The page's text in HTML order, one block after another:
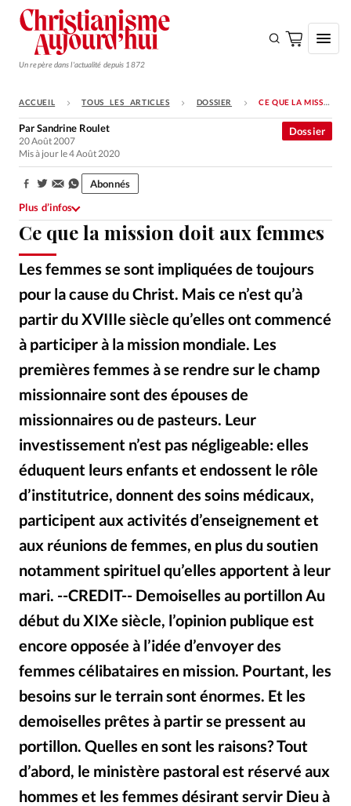
Un repère dans l'actualité depuis 1872
S'ABONNER
Monde
Opinions
Tous les articles
Faire un don
Emploi
Se connecter
Édition: Internationale
RUBRIQUES
Tous les articles
Actualité chrétienne
Actualité internationale
Chronique
Culture
Dossier
Eglises Foi Génération réveil
Monde
Opinions
Publireportage
Relations Aujourd'hui
Société
Tour du monde des Eglises
Trait d'Ixène
Vécu
Vie Intérieure
ACCUEIL TOUS LES ARTICLES DOSSIER CE QUE LA MISSION DOIT AUX FEMMES
Ce que la mission doit aux femmes
Les femmes se sont impliquées de toujours
pour la cause du Christ. Mais ce n’est qu’à
partir du XVIIIe siècle qu’elles ont commencé
à participer à la mission mondiale. Les
premières femmes à se rendre sur le champ
missionnaire sont des épouses de
missionnaires ou de pasteurs. Leur
investissement n’est pas négligeable: elles
éduquent leurs enfants et endossent le rôle
d’institutrice, donnent des soins médicaux,
participent aux activités d’enseignement et
aux réunions de femmes, en plus du soutien
notamment spirituel qu’elles apportent à leur
mari. --CREDIT-- Demoiselles au portillon Au
début du XIXe siècle, l’opinion publique est
encore opposée à l’idée d’envoyer des
femmes célibataires en mission. Pourtant, les
besoins sur le terrain sont énormes. Et les
demoiselles prêtes à partir se pressent au
portillon. Quelles en sont les raisons? Tout
d’abord, le ministère pastoral est réservé aux
hommes et les femmes désirant servir Dieu à
Dossier
ParSandrine Roulet
20 Août 2007
Mis à jour le 4 Août 2020
Partager:
Abonnés
Plus d’infos